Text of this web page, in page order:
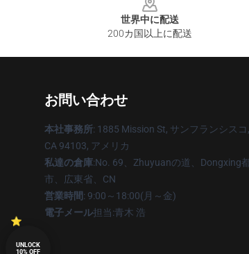
世界中に配送
200カ国以上に配送
お問い合わせ
本社事務所: 1885 Mission St, サンフランシスコ,
CA 94103, アメリカ
私達の倉庫:No. 69、Zhuyuanの道、Dongxing
市、広東省、CN
営業時間: 9:00～18:00(月～金)
電子メール担当:青木 浩
UNLOCK
10% OFF